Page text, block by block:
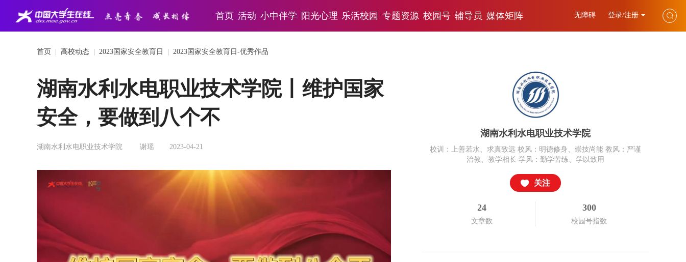
首页 活动 小中伴学 阳光心理 乐活校园 专题资源 校园号 辅导员 媒体矩阵 无障碍 登录/注册
首页 高校动态 2023国家安全教育日 2023国家安全教育日-优秀作品
湖南水利水电职业技术学院丨维护国家
安全，要做到八个不
湖南水利水电职业技术学院 谢瑶 2023-04-21
湖南水利水电职业技术学院
校训：上善若水、求真致远 校风：明德修身、崇技尚能 教风：严谨
治教、教学相长 学风：勤学苦练、学以致用
关注
24
文章数
300
校园号指数